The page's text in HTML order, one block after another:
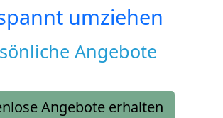
umziehen
Angebote
Angebote erhalten